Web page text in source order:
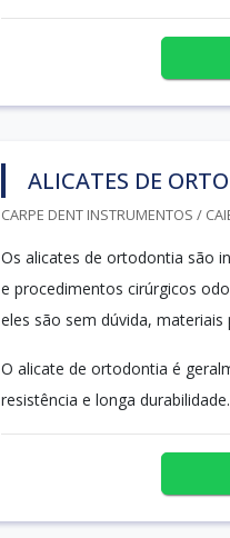
ALICATES DE
CARPE DENT INSTRUMENTOS /
Os alicates de ortodontia são
e procedimentos cirúrgicos
eles são sem dúvida,
O alicate de ortodontia é
resistência e longa durabilidade.